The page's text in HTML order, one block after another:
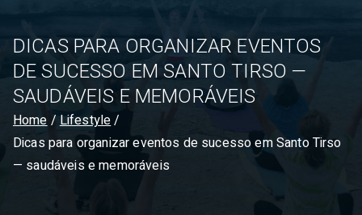
s
DICAS PARA ORGANIZAR EVENTOS
DE SUCESSO EM SANTO TIRSO —
SAUDÁVEIS E MEMORÁVEIS
Home
Lifestyle
Dicas para organizar eventos de sucesso em Santo Tirso
— saudáveis e memoráveis